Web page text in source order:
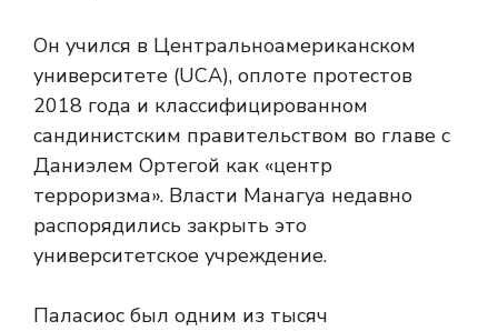
Он учился в Центральноамериканском
университете (UCA), оплоте протестов
2018 года и классифицированном
сандинистским правительством во главе с
Даниэлем Ортегой как «центр
терроризма». Власти Манагуа недавно
распорядились закрыть это
университетское учреждение.
Паласиос был одним из тысяч